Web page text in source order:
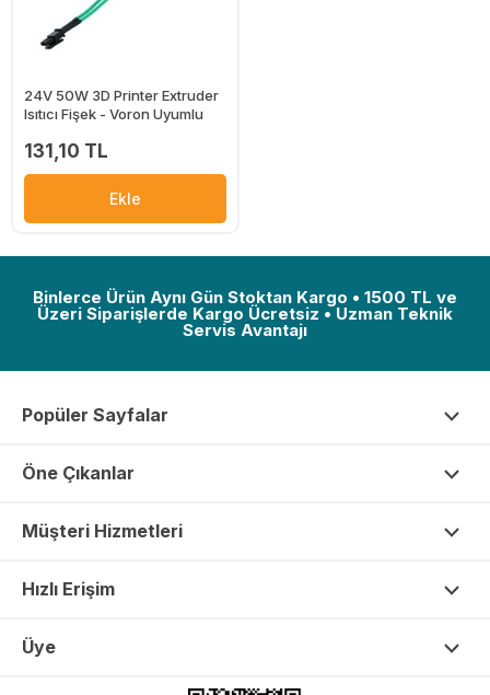
24V 50W 3D Printer Extruder
Isıtıcı Fişek - Voron Uyumlu
131,10 TL
Ekle
Binlerce Ürün Aynı Gün Stoktan Kargo • 1500 TL ve
Üzeri Siparişlerde Kargo Ücretsiz • Uzman Teknik
Servis Avantajı
Popüler Sayfalar
Öne Çıkanlar
Müşteri Hizmetleri
Hızlı Erişim
Üye